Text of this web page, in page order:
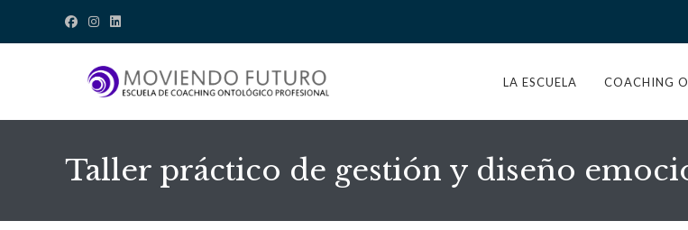
LA ESCUELA COACHING
Taller práctico de gestión y diseño